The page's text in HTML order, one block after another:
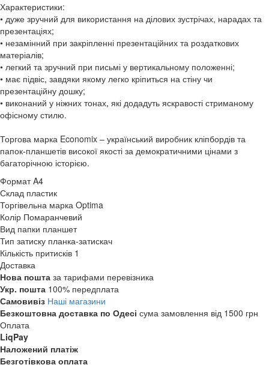
Характеристики:
• дуже зручний для використання на ділових зустрічах, нарадах та
презентаціях;
• незамінний при закріпленні презентаційних та роздаткових
матеріалів;
• легкий та зручний при письмі у вертикальному положенні;
• має підвіс, завдяки якому легко кріпиться на стіну чи
презентаційну дошку;
• виконаний у ніжних тонах, які додадуть яскравості стриманому
офісному стилю.
Торгова марка Economix – український виробник кліпбордів та
папок-планшетів високої якості за демократичними цінами з
багаторічною історією.
Формат A4
Склад пластик
Торгівельна марка Optima
Колір Помаранчевий
Вид папки планшет
Тип затиску планка-затискач
Кількість притисків 1
Доставка
Нова пошта за тарифами перевізника
Укр. пошта 100% передплата
Самовивіз Наші магазини
Безкоштовна доставка по Одесі сума замовлення від 1500 грн
Оплата
LiqPay
Наложений платіж
Безготівкова оплата